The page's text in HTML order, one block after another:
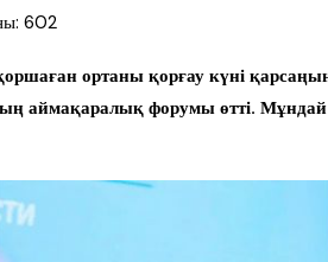
602
ортаны қорғау күні
аймақаралық форумы өтті.